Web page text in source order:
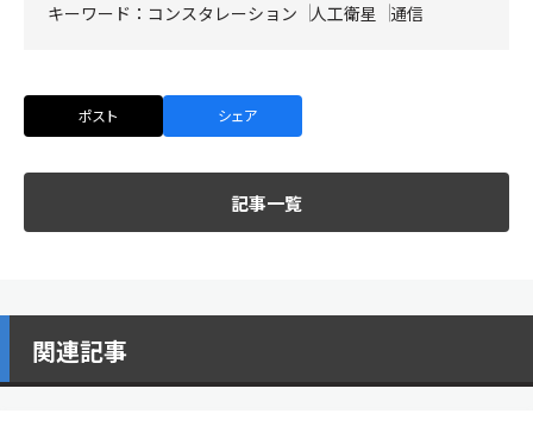
キーワード： コンスタレーション 人工衛星 通信
ポスト シェア
記事一覧
関連記事